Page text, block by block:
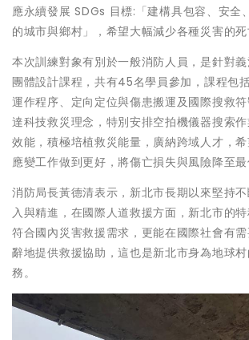
應永續發展 SDGs 目標:「建構具包容、安全
的城市與鄉村」，希望大幅減少各種災害的死
本次訓練對象有別於一般消防人員，是針對
團體設計課程，共有45名學員參加，課程包
運作程序、定向定位與傷患搬運及國際搜救
達科技救災理念，特別安排空拍機儀器搜索
效能，積極培植救災能量，廣納跨域人才，希
應變工作做到更好，將傷亡損失與風險降至最
消防局長黃德清表示，新北市長期以來堅持
入與精進，在國際人道救援方面，新北市的
符合國內災害救援需求，更能在國際社會有
辭地提供救援協助，這也是新北市身為地球
務。